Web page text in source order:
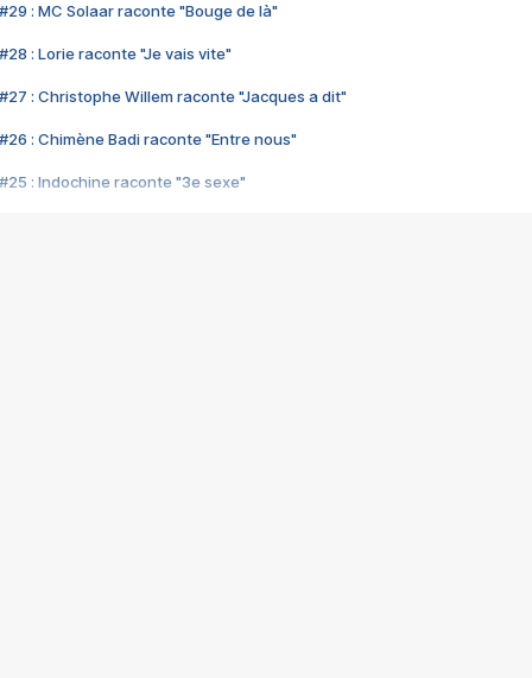
#29 : MC Solaar raconte "Bouge de là"
#28 : Lorie raconte "Je vais vite"
#27 : Christophe Willem raconte "Jacques a dit"
#26 : Chimène Badi raconte "Entre nous"
#25 : Indochine raconte "3e sexe"